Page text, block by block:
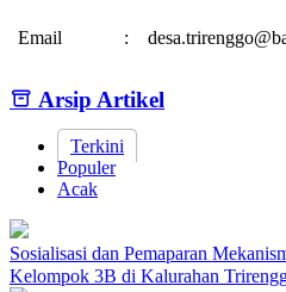
Email :
Arsip Artikel
Terkini
Populer
Acak
Sosialisasi dan Pemaparan
Kelompok 3B di Kalurahan